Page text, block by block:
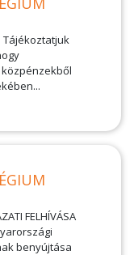
FELHÍVÁSA
benyújtása